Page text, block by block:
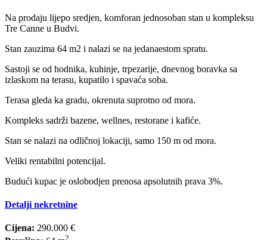
Na prodaju lijepo sredjen, komforan jednosoban stan u kompleksu
Tre Canne u Budvi.
Stan zauzima 64 m2 i nalazi se na jedanaestom spratu.
Sastoji se od hodnika, kuhinje, trpezarije, dnevnog boravka sa
izlaskom na terasu, kupatilo i spavaća soba.
Terasa gleda ka gradu, okrenuta suprotno od mora.
Kompleks sadrži bazene, wellnes, restorane i kafiće.
Stan se nalazi na odličnoj lokaciji, samo 150 m od mora.
Veliki rentabilni potencijal.
Budući kupac je oslobodjen prenosa apsolutnih prava 3%.
Detalji nekretnine
Cijena: 290.000 €
2